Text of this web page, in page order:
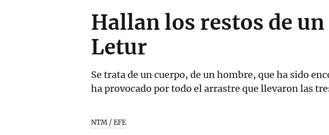
Hallan los restos de
Letur
Se trata de un cuerpo, de un hombre, que ha sido
ha provocado por todo el arrastre que llevaron las
NTM / EFE